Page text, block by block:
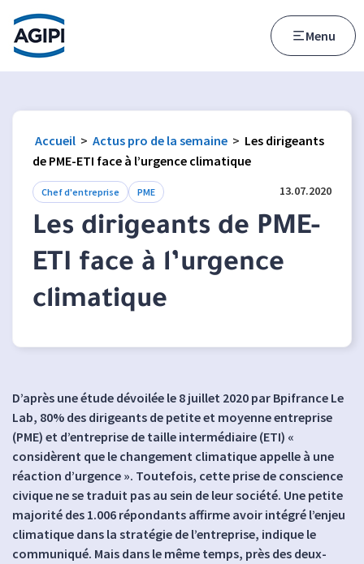
Accès au menu
Accès au contenu principal
Menu
Accueil > Actus pro de la semaine > Les dirigeants
de PME-ETI face à l’urgence climatique
Chef d'entreprise PME 13.07.2020
Les dirigeants de PME-
ETI face à l’urgence
climatique
D’après une étude dévoilée le 8 juillet 2020 par Bpifrance Le
Lab, 80% des dirigeants de petite et moyenne entreprise
(PME) et d’entreprise de taille intermédiaire (ETI) «
considèrent que le changement climatique appelle à une
réaction d’urgence ». Toutefois, cette prise de conscience
civique ne se traduit pas au sein de leur société. Une petite
majorité des 1.006 répondants affirme avoir intégré l’enjeu
climatique dans la stratégie de l’entreprise, indique le
communiqué. Mais dans le même temps, près des deux-